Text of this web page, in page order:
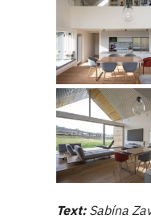
Text: Sabína